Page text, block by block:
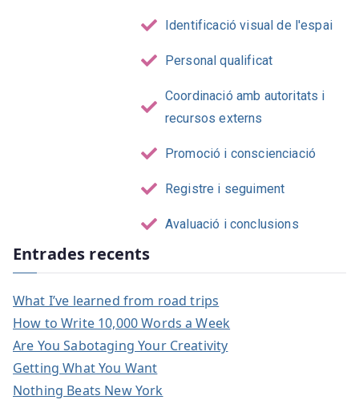
Identificació visual de l'espai
Personal qualificat
Coordinació amb autoritats i
recursos externs
Promoció i conscienciació
Registre i seguiment
Avaluació i conclusions
Entrades recents
What I’ve learned from road trips
How to Write 10,000 Words a Week
Are You Sabotaging Your Creativity
Getting What You Want
Nothing Beats New York